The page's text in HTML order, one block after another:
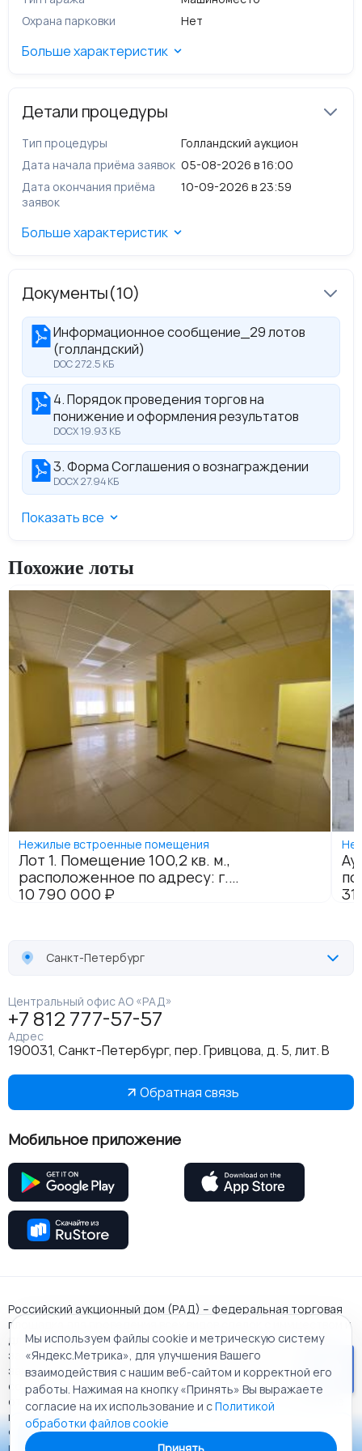
Обременения (ограничения):
не зарегистрированы.​
Транспортная доступность:400 м. до станции метро
Охрана парковки
Нет
Больше характеристик
Детали процедуры
Тип процедуры
Голландский аукцион
Дата начала приёма заявок 05-08-2026 в 16:00
Дата окончания приёма
заявок
10-09-2026 в 23:59
Больше характеристик
Документы(10)
Информационное сообщение_29 лотов
(голландский)
DOC 272.5 КБ
4. Порядок проведения торгов на
понижение и оформления результатов
DOCX 19.93 КБ
3. Форма Соглашения о вознаграждении
DOCX 27.94 КБ
Показать все
Санкт-Петербург
Центральный офис АО «РАД»
+7 812 777-57-57
Адрес
190031, Санкт-Петербург, пер. Гривцова, д. 5, лит. В
Обратная связь
Мобильное приложение
Российский аукционный дом (РАД) – федеральная торговая
площадка для проведения всех видов сделок с имуществом и
для работы в рамках государственного и корпоративного
заказа. Входит в перечень федеральных площадок по
закупкам: 44-ФЗ, 223-ФЗ, 615-ПП РФ. Основан 31.08.2009 в
соответствии с Распоряжением Правительства РФ № 1186-р
от 19.08.2009. Является федеральным агентом по продаже
имущества, уполномоченным Правительством Российской
Федерации. Вся представленная на данном сайте
информация, касающаяся сервисов ЭТП РАД и услуг АО
Мы используем файлы cookie и метрическую систему
«Яндекс.Метрика», для улучшения Вашего
взаимодействия с нашим веб-сайтом и корректной его
работы. Нажимая на кнопку «Принять» Вы выражаете
согласие на их использование и сПолитикой
обработки файлов cookie
Приложение «РАД Каталог»